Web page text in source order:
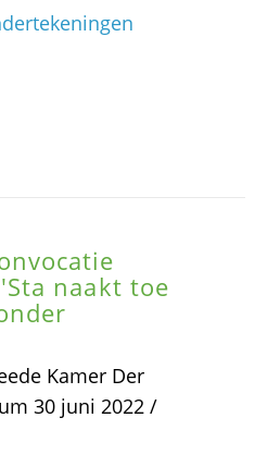
naakt toe
Kamer Der
30 juni 2022 /